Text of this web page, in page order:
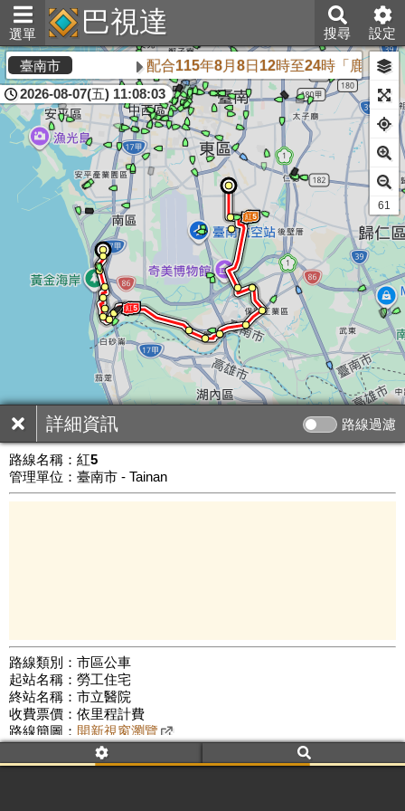
選單 巴視達 搜尋 設定
詳細資訊 路線過濾
路線名稱： 紅5
管理單位：臺南市 - Tainan
路線類別：市區公車
起站名稱：勞工住宅
終站名稱：市立醫院
收費票價：依里程計費
路線簡圖： 開新視窗瀏覽
附屬名稱：紅5 勞工住宅 市立醫院
臺南市 配合115年8月8日12時至24時「鹿耳門
2026-08-07(五) 11:08:03
公車數量: 累計8058、上線6886
61